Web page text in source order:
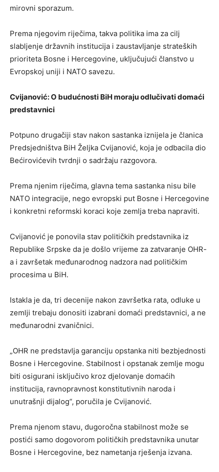
mirovni sporazum.
Prema njegovim riječima, takva politika ima za cilj
slabljenje državnih institucija i zaustavljanje strateških
prioriteta Bosne i Hercegovine, uključujući članstvo u
Evropskoj uniji i NATO savezu.
Cvijanović: O budućnosti BiH moraju odlučivati domaći
predstavnici
Potpuno drugačiji stav nakon sastanka iznijela je članica
Predsjedništva BiH Željka Cvijanović, koja je odbacila dio
Bećirovićevih tvrdnji o sadržaju razgovora.
Prema njenim riječima, glavna tema sastanka nisu bile
NATO integracije, nego evropski put Bosne i Hercegovine
i konkretni reformski koraci koje zemlja treba napraviti.
Cvijanović je ponovila stav političkih predstavnika iz
Republike Srpske da je došlo vrijeme za zatvaranje OHR-
a i završetak međunarodnog nadzora nad političkim
procesima u BiH.
Istakla je da, tri decenije nakon završetka rata, odluke u
zemlji trebaju donositi izabrani domaći predstavnici, a ne
međunarodni zvaničnici.
„OHR ne predstavlja garanciju opstanka niti bezbjednosti
Bosne i Hercegovine. Stabilnost i opstanak zemlje mogu
biti osigurani isključivo kroz djelovanje domaćih
institucija, ravnopravnost konstitutivnih naroda i
unutrašnji dijalog“, poručila je Cvijanović.
Prema njenom stavu, dugoročna stabilnost može se
postići samo dogovorom političkih predstavnika unutar
Bosne i Hercegovine, bez nametanja rješenja izvana.